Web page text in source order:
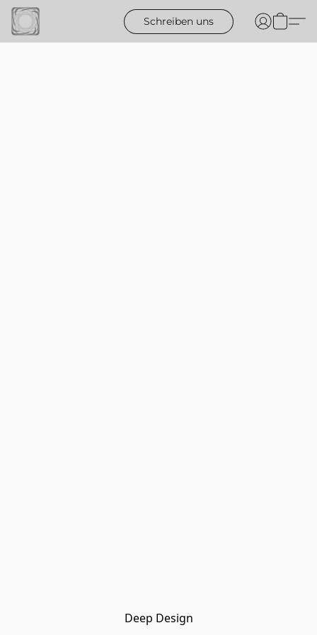
Schreiben uns
Deep Design